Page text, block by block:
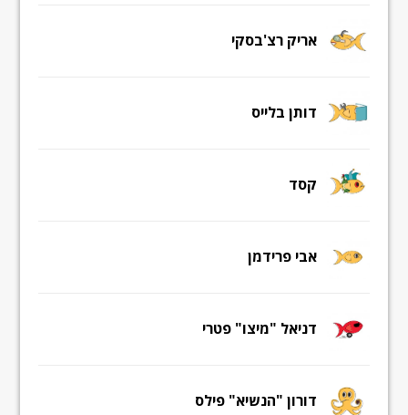
אריק רצ'בסקי
דותן בלייס
קסד
אבי פרידמן
דניאל "מיצו" פטרי
דורון "הנשיא" פילס